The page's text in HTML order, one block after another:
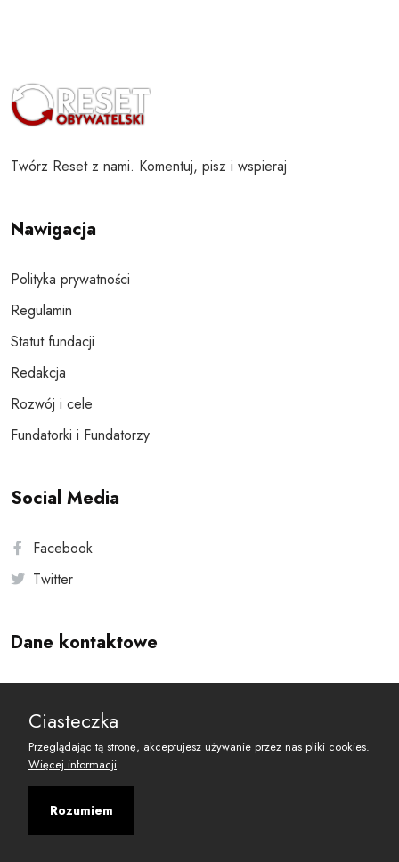
Twórz Reset z nami. Komentuj, pisz i wspieraj
Nawigacja
Polityka prywatności
Regulamin
Statut fundacji
Redakcja
Rozwój i cele
Fundatorki i Fundatorzy
Social Media
Facebook
Twitter
Dane kontaktowe
reset@resetobywatelski.pl
Ciasteczka
Przeglądając tą stronę, akceptujesz używanie przez nas pliki cookies.
Więcej informacji
Rozumiem